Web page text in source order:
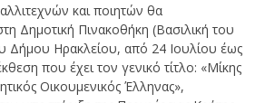
και ποιητών θα
Δημοτική Πινακοθήκη (Βασιλική του
Δήμου Ηρακλείου, από 24 Ιουλίου έως
που έχει τον γενικό τίτλο: «Mίκης
Οικουμενικός Έλληνας»,